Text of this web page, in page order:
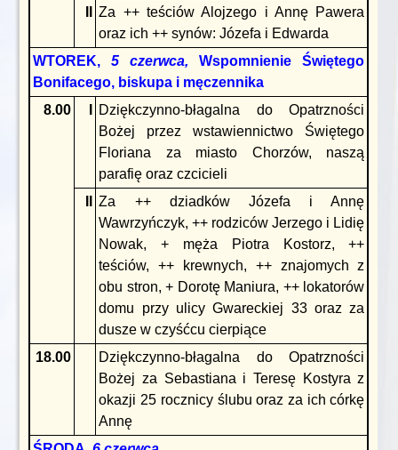
Za ++ teściów Alojzego i Annę Pawera
oraz ich ++ synów: Józefa i Edwarda
WTOREK,5 czerwca,Wspomnienie Świętego
Bonifacego, biskupa i męczennika
8.00
Dziękczynno-błagalna do Opatrzności
Bożej przez wstawiennictwo Świętego
Floriana za miasto Chorzów, naszą
parafię oraz czcicieli
Za ++ dziadków Józefa i Annę
Wawrzyńczyk, ++ rodziców Jerzego i Lidię
Nowak, + męża Piotra Kostorz, ++
teściów, ++ krewnych, ++ znajomych z
obu stron, + Dorotę Maniura, ++ lokatorów
domu przy ulicy Gwareckiej 33 oraz za
dusze w czyśćcu cierpiące
18.00
Dziękczynno-błagalna do Opatrzności
Bożej za Sebastiana i Teresę Kostyra z
okazji 25 rocznicy ślubu oraz za ich córkę
Annę